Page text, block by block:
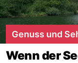
Genuss und
Wenn der